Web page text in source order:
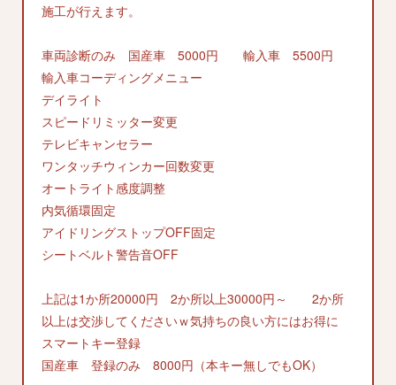
施工が行えます。
車両診断のみ 国産車 5000円 輸入車 5500円
輸入車コーディングメニュー
デイライト
スピードリミッター変更
テレビキャンセラー
ワンタッチウィンカー回数変更
オートライト感度調整
内気循環固定
アイドリングストップOFF固定
シートベルト警告音OFF
上記は1か所20000円 2か所以上30000円～ 2か所
以上は交渉してくださいｗ気持ちの良い方にはお得に
スマートキー登録
国産車 登録のみ 8000円（本キー無しでもOK）